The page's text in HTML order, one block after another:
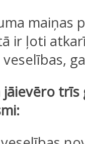
maiņas
ir ļoti
trīs